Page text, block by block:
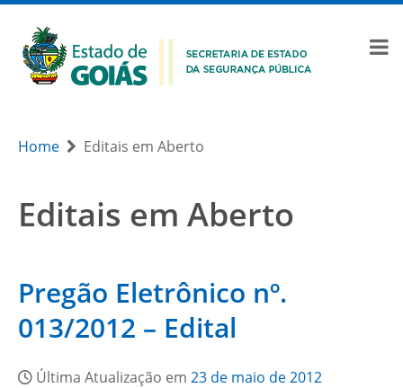
Home Editais em Aberto
Editais em Aberto
Pregão Eletrônico nº.
013/2012 – Edital
Última Atualização em 23 de maio de 2012